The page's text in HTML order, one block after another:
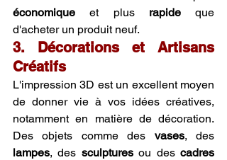
économique et plus rapide que
d'acheter un produit neuf.
3. Décorations et Artisans
Créatifs
L'impression 3D est un excellent moyen
de donner vie à vos idées créatives,
notamment en matière de décoration.
Des objets comme des vases
lampes, des sculptures ou des cadres